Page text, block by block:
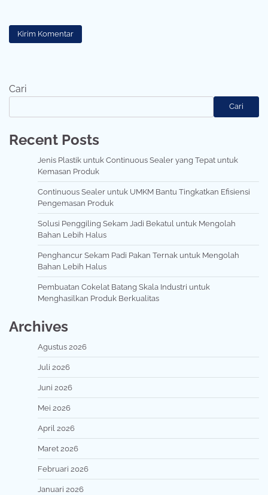
Cari
Cari
Recent Posts
Jenis Plastik untuk Continuous Sealer yang Tepat untuk
Kemasan Produk
Continuous Sealer untuk UMKM Bantu Tingkatkan Efisiensi
Pengemasan Produk
Solusi Penggiling Sekam Jadi Bekatul untuk Mengolah
Bahan Lebih Halus
Penghancur Sekam Padi Pakan Ternak untuk Mengolah
Bahan Lebih Halus
Pembuatan Cokelat Batang Skala Industri untuk
Menghasilkan Produk Berkualitas
Archives
Agustus 2026
Juli 2026
Juni 2026
Mei 2026
April 2026
Maret 2026
Februari 2026
Januari 2026